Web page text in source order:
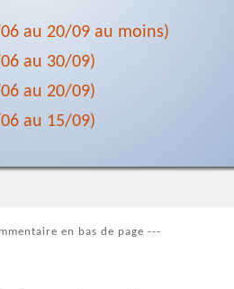
au 20/09 au moins)
au 30/09)
au 20/09)
au 15/09)
en bas de page ---